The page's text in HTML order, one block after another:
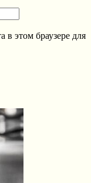
в этом браузере для